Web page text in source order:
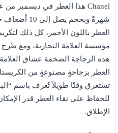
شهرةً وبحجم
العطر باللون الأحمر، كل ذلك
العطر بزجاجةٍ مصنوعةٍ من
تستغرق وقتًا طويلاً تُعرف باسم
للحفاظ على نقاء العطر قدر
الإطلاق.